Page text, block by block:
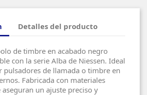
Detalles del producto
de timbre en acabado negro
con la serie Alba de Niessen. Ideal
pulsadores de llamada o timbre en
Fabricada con materiales
un ajuste preciso y